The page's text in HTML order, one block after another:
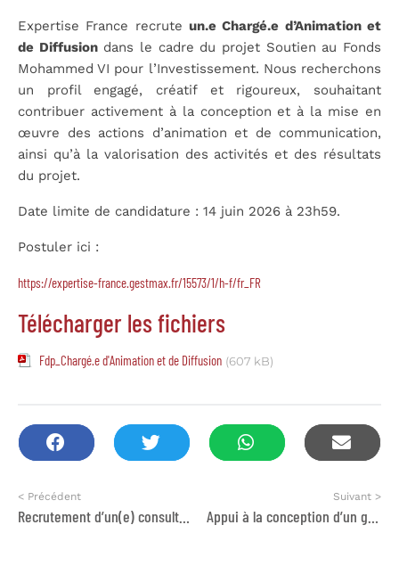
Expertise France recrute un.e Chargé.e d’Animation et
de Diffusiondans le cadre du projet Soutien au Fonds
Mohammed VI pour l’Investissement. Nous recherchons
un profil engagé, créatif et rigoureux, souhaitant
contribuer activement à la conception et à la mise en
œuvre des actions d’animation et de communication,
ainsi qu’à la valorisation des activités et des résultats
du projet.
Date limite de candidature : 14 juin 2026 à 23h59.
Postuler ici :
https://expertise-france.gestmax.fr/15573/1/h-f/fr_FR
Télécharger les fichiers
Fdp_Chargé.e d'Animation et de Diffusion (607 kB)
< Précédent Suivant >